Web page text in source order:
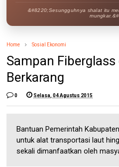
&#8220;Sesungguhnya shalat itu
Home Sosial Ekonomi
Sampan
Berkarang
0 Selasa, 04 Agustus 2015
Bantuan Pemerintah
untuk alat transportasi laut
sekali dimanfaatkan oleh